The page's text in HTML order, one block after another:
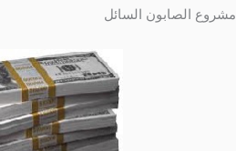
مشروع الصابون السائل